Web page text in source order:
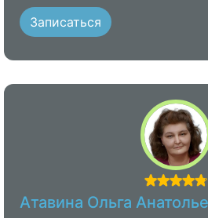
Записаться
Атавина Ольга